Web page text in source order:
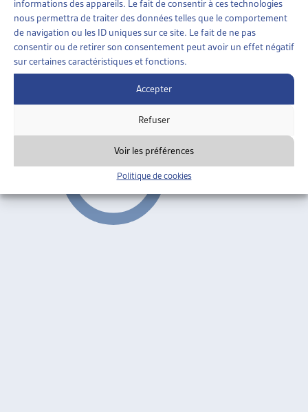
informations des appareils. Le fait de consentir à ces technologies
nous permettra de traiter des données telles que le comportement
de navigation ou les ID uniques sur ce site. Le fait de ne pas
consentir ou de retirer son consentement peut avoir un effet négatif
sur certaines caractéristiques et fonctions.
Accepter
Refuser
Voir les préférences
Politique de cookies
ENJEUX SOCIAUX»ENDETTEMENT ET
SURENDETTEMENT »GÉNÉRALITÉS
DÉSENDETTER POUR POUVOIR INSÉRER
Daniel Monnin, journée d’automne 2010
Généralités ARTIAS